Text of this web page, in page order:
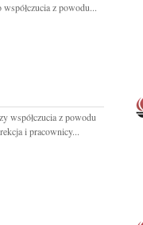
z powodu...
współczucia z powodu
i pracownicy...